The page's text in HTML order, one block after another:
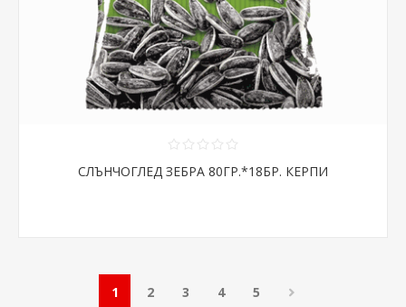
СЛЪНЧОГЛЕД ЗЕБРА 80ГР.*18БР. КЕРПИ
1 2 3 4 5